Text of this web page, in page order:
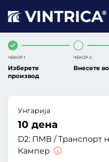
ЧЕКОР 1
Изберете
производ
ЧЕКОР 2
Внесете
Унгарија
10 дена
D2: ПМВ / Транспорт
Кампер